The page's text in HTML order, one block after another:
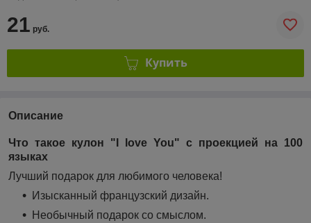
21 руб.
Купить
Описание
Что такое кулон "I love You" с проекцией на 100
языках
Лучший подарок для любимого человека!
Изысканный французский дизайн.
Необычный подарок со смыслом.